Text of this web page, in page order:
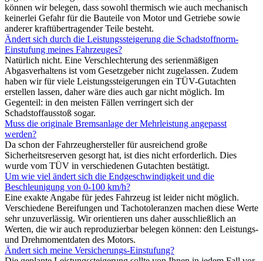
können wir belegen, dass sowohl thermisch wie auch mechanisch
keinerlei Gefahr für die Bauteile von Motor und Getriebe sowie
anderer kraftübertragender Teile besteht.
Ändert sich durch die Leistungssteigerung die Schadstoffnorm-
Einstufung meines Fahrzeuges?
Natürlich nicht. Eine Verschlechterung des serienmäßigen
Abgasverhaltens ist vom Gesetzgeber nicht zugelassen. Zudem
haben wir für viele Leistungssteigerungen ein TÜV-Gutachten
erstellen lassen, daher wäre dies auch gar nicht möglich. Im
Gegenteil: in den meisten Fällen verringert sich der
Schadstoffausstoß sogar.
Muss die originale Bremsanlage der Mehrleistung angepasst
werden?
Da schon der Fahrzeughersteller für ausreichend große
Sicherheitsreserven gesorgt hat, ist dies nicht erforderlich. Dies
wurde vom TÜV in verschiedenen Gutachten bestätigt.
Um wie viel ändert sich die Endgeschwindigkeit und die
Beschleunigung von 0-100 km/h?
Eine exakte Angabe für jedes Fahrzeug ist leider nicht möglich.
Verschiedene Bereifungen und Tachotoleranzen machen diese Werte
sehr unzuverlässig. Wir orientieren uns daher ausschließlich an
Werten, die wir auch reproduzierbar belegen können: den Leistungs-
und Drehmomentdaten des Motors.
Ändert sich meine Versicherungs-Einstufung?